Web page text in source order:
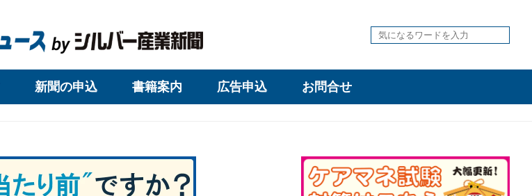
新聞の申込 書籍案内 広告申込 お問合せ